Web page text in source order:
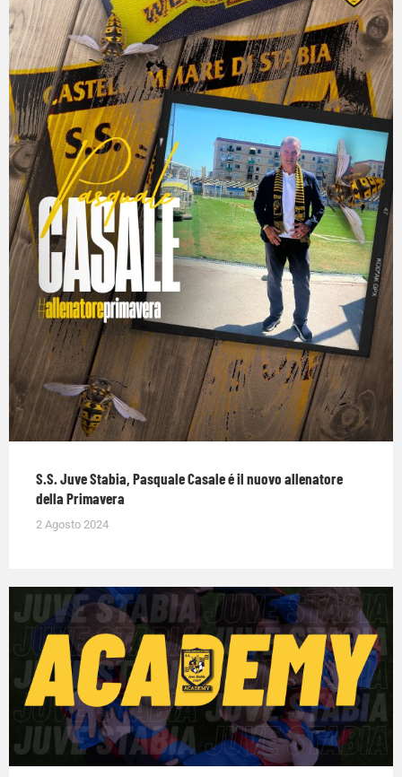
S.S. Juve Stabia, Pasquale Casale é il nuovo allenatore
della Primavera
2 Agosto 2024